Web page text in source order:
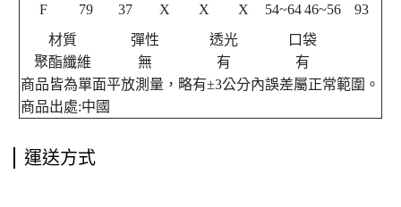
F 79 37 X X X 54~64 46~56
93
材質
彈性 透光
口袋
聚酯纖維
無 有
有
商品皆為單面平放測量，略有±3公分內誤差屬正常範圍。
商品出處:中國
運送方式